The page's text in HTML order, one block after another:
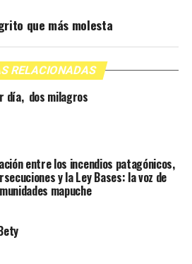
que más molesta
RELACIONADAS
día, dos milagros
entre los incendios patagónicos,
y la Ley Bases: la voz de
mapuche